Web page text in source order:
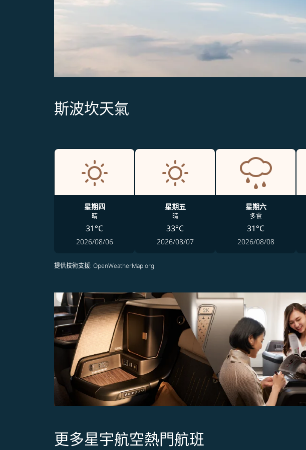
斯波坎天氣
星期四
晴
31°C
2026/08/06
星期五
晴
33°C
2026/08/07
星期六
多雲
31°C
2026/08/08
提供技術支援: OpenWeatherMap.org
更多星宇航空熱門航班